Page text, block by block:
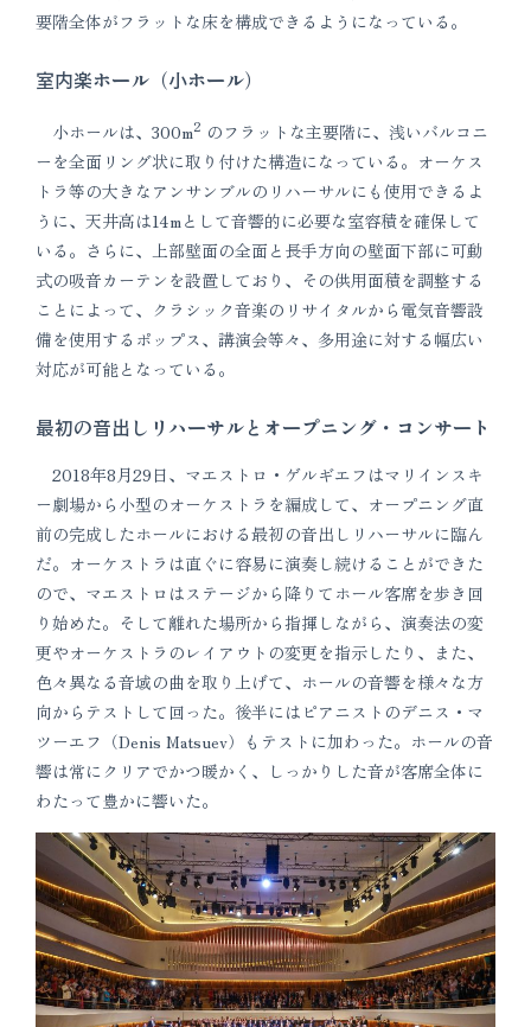
要階全体がフラットな床を構成できるようになっている。
室内楽ホール（小ホール）
小ホールは、300m2 のフラットな主要階に、浅いバルコニ
ーを全面リング状に取り付けた構造になっている。オーケス
トラ等の大きなアンサンブルのリハーサルにも使用できるよ
うに、天井高は14mとして音響的に必要な室容積を確保して
いる。さらに、上部壁面の全面と長手方向の壁面下部に可動
式の吸音カーテンを設置しており、その供用面積を調整する
ことによって、クラシック音楽のリサイタルから電気音響設
備を使用するポップス、講演会等々、多用途に対する幅広い
対応が可能となっている。
最初の音出しリハーサルとオープニング・コンサート
2018年8月29日、マエストロ・ゲルギエフはマリインスキ
ー劇場から小型のオーケストラを編成して、オープニング直
前の完成したホールにおける最初の音出しリハーサルに臨ん
だ。オーケストラは直ぐに容易に演奏し続けることができた
ので、マエストロはステージから降りてホール客席を歩き回
り始めた。そして離れた場所から指揮しながら、演奏法の変
更やオーケストラのレイアウトの変更を指示したり、また、
色々異なる音域の曲を取り上げて、ホールの音響を様々な方
向からテストして回った。後半にはピアニストのデニス・マ
ツーエフ（Denis Matsuev）もテストに加わった。ホールの音
響は常にクリアでかつ暖かく、しっかりした音が客席全体に
わたって豊かに響いた。